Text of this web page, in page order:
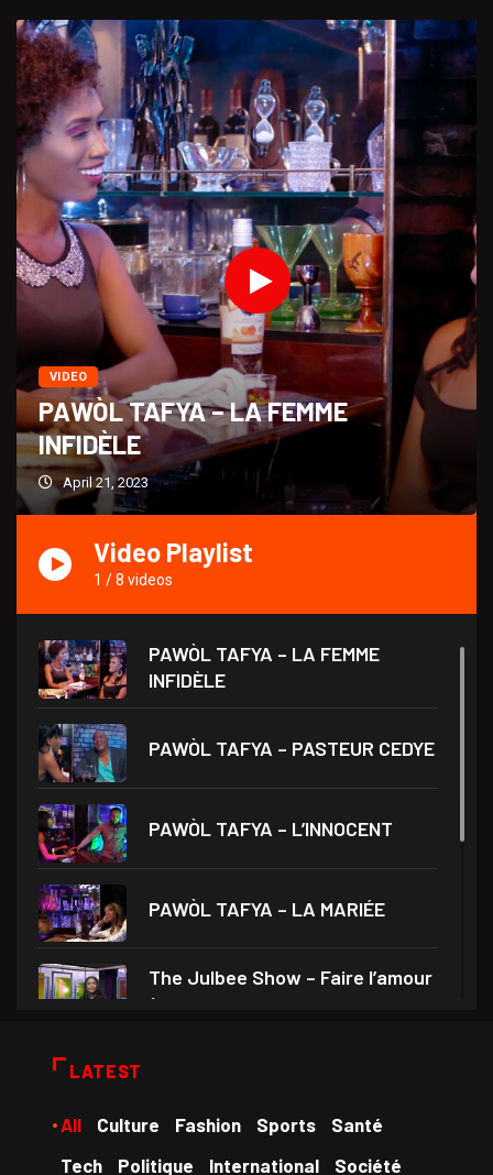
VIDEO
PAWÒL TAFYA – LA FEMME
INFIDÈLE
April 21, 2023
Video Playlist
1 /8 videos
PAWÒL TAFYA – LA FEMME
INFIDÈLE
PAWÒL TAFYA – PASTEUR CEDYE
PAWÒL TAFYA – L’INNOCENT
PAWÒL TAFYA – LA MARIÉE
The Julbee Show – Faire l’amour
à son
LATEST
All Culture Fashion Sports
Santé
Tech
Politique International Société